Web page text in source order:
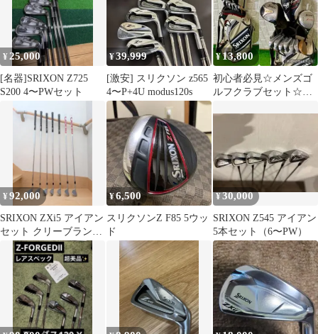
¥ 25,000
[名器]SRIXON Z725
S200 4〜PWセット
¥39,999
[激安] スリクソン z565
4〜P+4U modus120s
¥13,800
初心者必見☆メンズゴ
ルフクラブセット☆ス
製キャディバッグ付
¥92,000
SRIXON ZXi5 アイアン
セット クリーブランド
2本付き
¥6,500
スリクソンZ F85 5ウッ
ド
¥30,000
SRIXON Z545 アイアン
5本セット（6〜PW）